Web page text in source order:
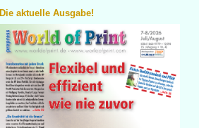
Die aktuelle Ausgabe!